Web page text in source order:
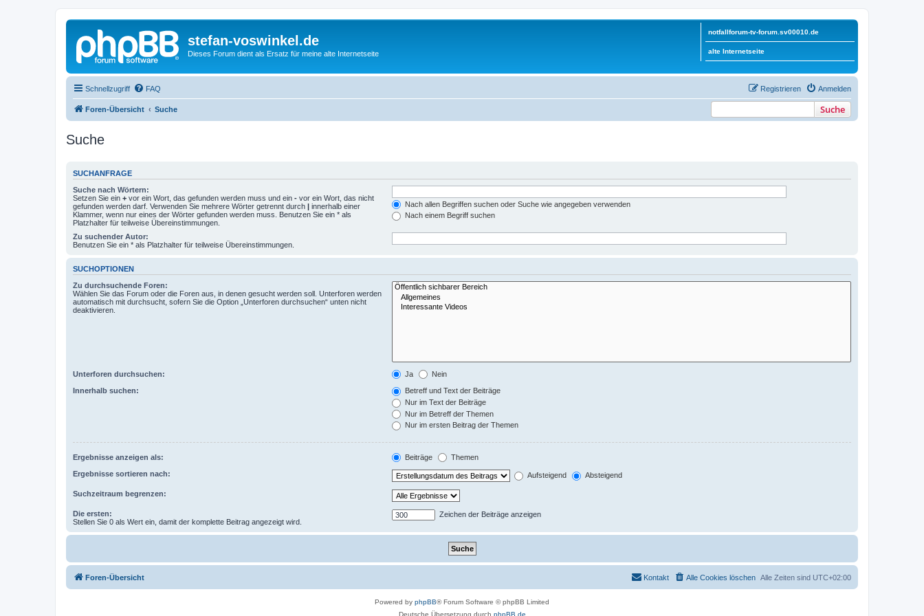
stefan-voswinkel.de
Dieses Forum dient als Ersatz für meine alte Internetseite
notfallforum-tv-forum.sv00010.de
alte Internetseite
Schnellzugriff FAQ Anmelden
Registrieren
Foren-Übersicht Suche Suche
Suche
SUCHANFRAGE
Suche nach Wörtern:
Setzen Sie ein + vor ein Wort, das gefunden werden muss und ein - vor ein Wort, das nicht
gefunden werden darf. Verwenden Sie mehrere Wörter getrennt durch | innerhalb einer
Klammer, wenn nur eines der Wörter gefunden werden muss. Benutzen Sie ein * als
Platzhalter für teilweise Übereinstimmungen.
Nach allen Begriffen suchen oder Suche wie angegeben verwenden
Nach einem Begriff suchen
Zu suchender Autor:
Benutzen Sie ein * als Platzhalter für teilweise Übereinstimmungen.
SUCHOPTIONEN
Zu durchsuchende Foren:
Wählen Sie das Forum oder die Foren aus, in denen gesucht werden soll. Unterforen werden
automatisch mit durchsucht, sofern Sie die Option „Unterforen durchsuchen“ unten nicht
deaktivieren.
Unterforen durchsuchen: Ja Nein
Innerhalb suchen:
Betreff und Text der Beiträge
Nur im Text der Beiträge
Nur im Betreff der Themen
Nur im ersten Beitrag der Themen
Ergebnisse anzeigen als: Beiträge Themen
Ergebnisse sortieren nach: Aufsteigend Absteigend
Suchzeitraum begrenzen:
Die ersten:
Stellen Sie 0 als Wert ein, damit der komplette Beitrag angezeigt wird.
Zeichen der Beiträge anzeigen
Foren-Übersicht Alle Zeiten sind UTC+02:00
Alle Cookies löschen
Kontakt
Powered by phpBB® Forum Software © phpBB Limited